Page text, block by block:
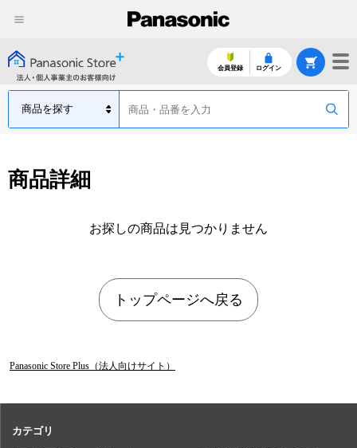
会員登録 ログイン
商品詳細
お探しの商品は見つかりません
トップページへ戻る
Panasonic Store Plus（法人向けサイト）
カテゴリ